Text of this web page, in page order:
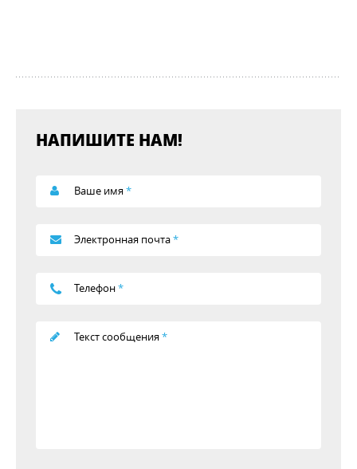
НАПИШИТЕ НАМ!
Ваше имя*
Электронная почта*
Телефон*
Текст сообщения*